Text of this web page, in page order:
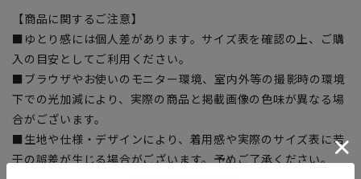
【商品に関するご注意】
■ゆとり感には個人差があります。サイズ表を確認の上、ご購
入の目安としてご利用ください。
■ブラウザやお使いのモニター環境、室内外等の撮影時の環境
下での光加減により、実際の商品と掲載画像の色味が異なる場
合がございます。
■生地や仕様・デザインにより、着用感や実際のサイズ表に若
干の誤差が生じる場合がございます。予めご了承ください。